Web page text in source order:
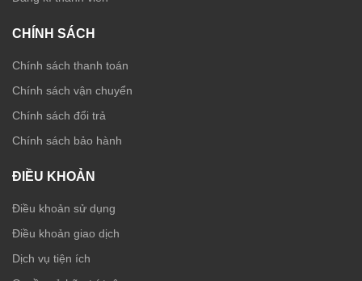
CHÍNH SÁCH
Chính sách thanh toán
Chính sách vận chuyển
Chính sách đổi trả
Chính sách bảo hành
ĐIỀU KHOẢN
Điều khoản sử dụng
Điều khoản giao dịch
Dịch vụ tiện ích